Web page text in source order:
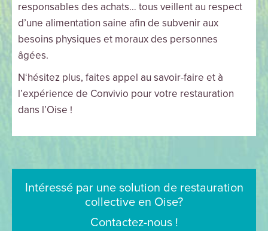
responsables des achats… tous veillent au respect
d’une alimentation saine afin de subvenir aux
besoins physiques et moraux des personnes
âgées.
N‘hésitez plus, faites appel au savoir-faire et à
l’expérience de Convivio pour votre restauration
dans l’Oise !
Intéressé par une solution de restauration
collective en Oise?
Contactez-nous !